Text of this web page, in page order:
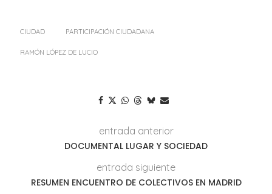
CIUDAD PARTICIPACIÓN CIUDADANA
RAMÓN LÓPEZ DE LUCIO
entrada anterior
DOCUMENTAL LUGAR Y SOCIEDAD
entrada siguiente
RESUMEN ENCUENTRO DE COLECTIVOS EN MADRID